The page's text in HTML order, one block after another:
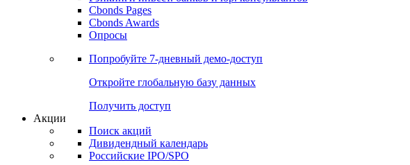
Сукук
Ломбардные списки
Участники рынка
Рэнкинги инвест. банков и юр. консультантов
Cbonds Pages
Cbonds Awards
Опросы
Попробуйте7-дневный
Откройте глобальную базу данных
Получить доступ
Акции